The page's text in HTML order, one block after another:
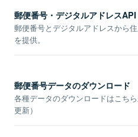
郵便番号・デジタルアドレスAPI
郵便番号とデジタルアドレスから
を提供。
郵便番号データのダウンロード
各種データのダウンロードはこち
更新）